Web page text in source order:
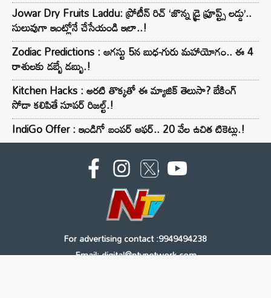
Jowar Dry Fruits Laddu: ప్రోటీన్ రిచ్ ‘జొన్న డ్రై ఫ్రూప్ట్స్ లడ్డు’..
సులువుగా ఇంట్లోనే చేసేయండి ఇలా..!
Zodiac Predictions : ఆగస్టు 5న బుధ-గురు మహాయోగం.. ఈ 4
రాశులకు డబ్బే డబ్బు.!
Kitchen Hacks : అరటి తొక్కతో ఈ మ్యాజిక్ తెలుసా? బేకింగ్
సోడా కలిపితే సూపర్ రిజల్ట్.!
IndiGo Offer : ఇండిగో బంపర్ ఆఫర్.. 20 వేల ఉచిత టికెట్లు.!
For advertising contact :9949494238
Email: digital@ntvnetwork.com